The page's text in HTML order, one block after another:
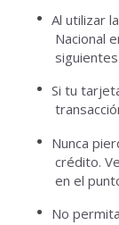
Al utilizar
Nacional
Si tu
Nunca
crédito.
en el
No